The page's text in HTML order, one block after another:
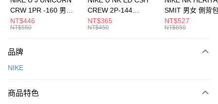
元大商業銀行
台灣樂天信用卡公司
全盈+PAY
AFTEE先享後付
【關於「AFTEE先享後付」】
便利好安心！
３．安心：先確認商品／服務後，再付款。
運送方式
每筆NT$100，滿NT$1,500(含以上)免運費
CRW 1PR -160 男女
中統襪 FZ3393100
NT$446
NT$550
CREW 2P-144
EMBRDY 男女 短統襪
FZ3073133
NT$365
NT$450
SMIT 男女 側背
BA5871010
NT$527
NT$650
品牌
NIKE
商品特色